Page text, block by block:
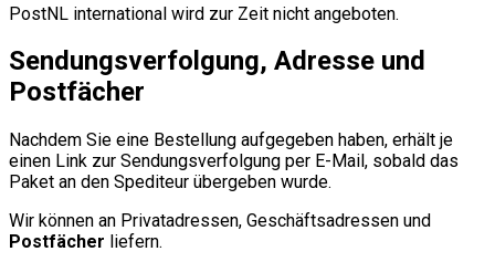
PostNL international wird zur Zeit nicht angeboten.
Sendungsverfolgung, Adresse und
Postfächer
Nachdem Sie eine Bestellung aufgegeben haben, erhält je
einen Link zur Sendungsverfolgung per E-Mail, sobald das
Paket an den Spediteur übergeben wurde.
Wir können an Privatadressen, Geschäftsadressen und
Postfächer liefern.